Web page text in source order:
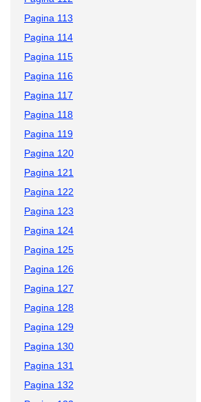
Pagina 113
Pagina 114
Pagina 115
Pagina 116
Pagina 117
Pagina 118
Pagina 119
Pagina 120
Pagina 121
Pagina 122
Pagina 123
Pagina 124
Pagina 125
Pagina 126
Pagina 127
Pagina 128
Pagina 129
Pagina 130
Pagina 131
Pagina 132